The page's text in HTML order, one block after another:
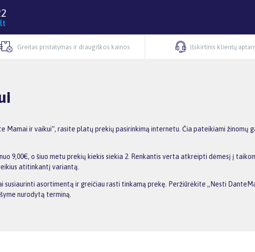
Greitas pristatymas ir draugiškos kainos Išskirtinis klientų
Mamai ir vaikui“, rasite platų prekių pasirinkimą internetu. Čia pateikiami žinomų
9,00€, o šiuo metu prekių kiekis siekia 2. Renkantis verta atkreipti dėmesį į
atitinkantį variantą.
asortimentą ir greičiau rasti tinkamą prekę. Peržiūrėkite „Nesti
nurodytą terminą.